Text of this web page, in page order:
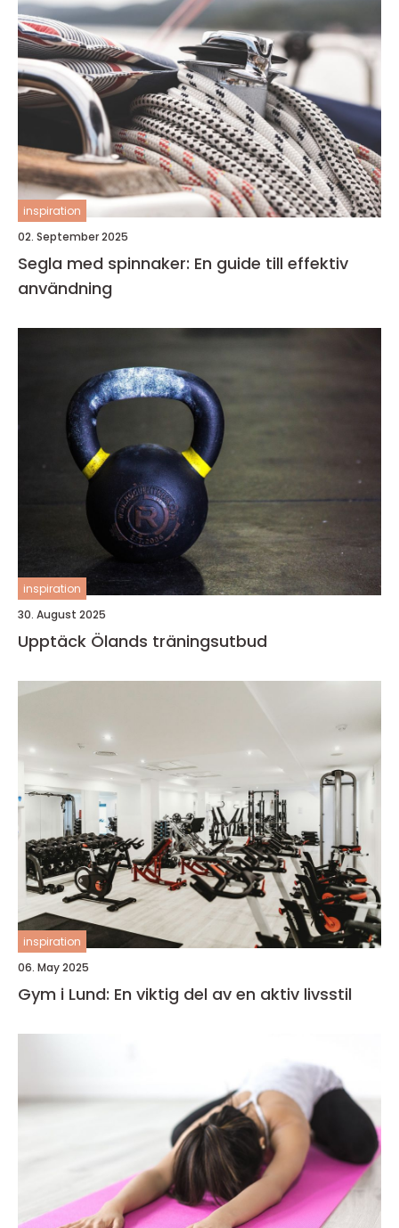
inspiration
02. September 2025
Segla med spinnaker: En guide till effektiv
användning
inspiration
30. August 2025
Upptäck Ölands träningsutbud
inspiration
06. May 2025
Gym i Lund: En viktig del av en aktiv livsstil